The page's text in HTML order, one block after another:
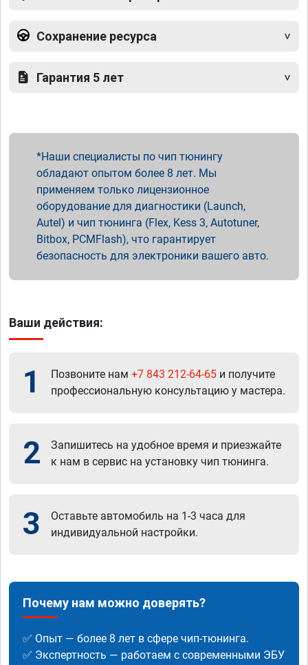
Сохранение ресурса
Гарантия 5 лет
Наши специалисты по чип тюнингу
обладают опытом более 8 лет. Мы
применяем только лицензионное
оборудование для диагностики (Launch,
Autel) и чип тюнинга (Flex, Kess 3, Autotuner,
Bitbox, PCMFlash), что гарантирует
безопасность для электроники вашего авто.
Ваши действия:
1 Позвоните нам +7 843 212-64-65 и получите
профессиональную консультацию у мастера.
2
Запишитесь на удобное время и приезжайте
к нам в сервис на установку чип тюнинга.
3
Оставьте автомобиль на 1-3 часа для
индивидуальной настройки.
Почему нам можно доверять?
✅ Опыт — более 8 лет в сфере чип-тюнинга.
✅ Экспертность — работаем с современными ЭБУ